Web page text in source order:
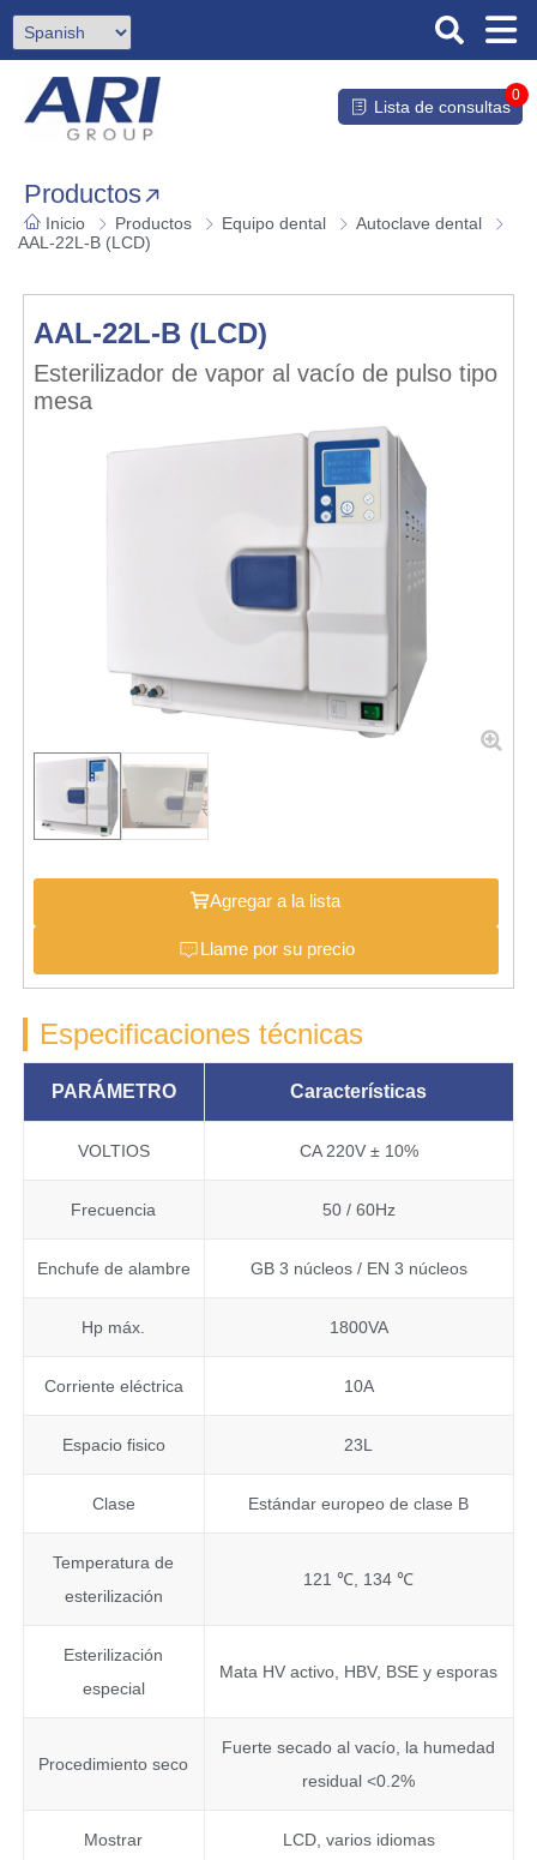
Lista de consultas
0
Productos
Inicio Productos Equipo dental
Autoclave dental
AAL-22L-B (LCD)
AAL-22L-B (LCD)
Esterilizador de vapor al vacío de pulso tipo
mesa
Agregar a la lista
Llame por su precio
Especificaciones técnicas
PARÁMETRO Características
VOLTIOS CA 220V ± 10%
Frecuencia 50 / 60Hz
Enchufe de alambre GB 3 núcleos / EN 3 núcleos
Hp máx. 1800VA
Corriente eléctrica 10A
Espacio fisico 23L
Clase Estándar europeo de clase B
Temperatura de
esterilización
121 ℃, 134 ℃
Esterilización
especial
Mata HV activo, HBV, BSE y esporas
Procedimiento seco
Fuerte secado al vacío, la humedad
residual <0.2%
Mostrar LCD, varios idiomas